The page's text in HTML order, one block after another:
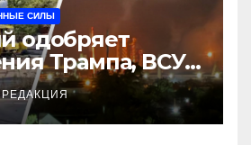
СИЛЫ
одобряет
Трампа, ВСУ
РЕДАКЦИЯ